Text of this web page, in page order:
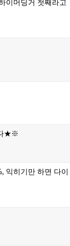
이머딩거 첫째라고
★※
익히기만 하면 다이